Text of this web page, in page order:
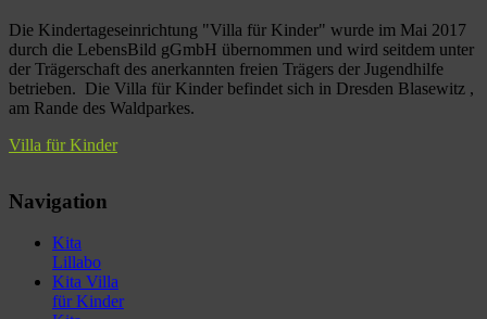
Die Kindertageseinrichtung "Villa für Kinder" wurde im Mai 2017
durch die LebensBild gGmbH übernommen und wird seitdem unter
der Trägerschaft des anerkannten freien Trägers der Jugendhilfe
betrieben. Die Villa für Kinder befindet sich in Dresden Blasewitz ,
am Rande des Waldparkes.
Villa für Kinder
Navigation
Kita
Lillabo
Kita Villa
für Kinder